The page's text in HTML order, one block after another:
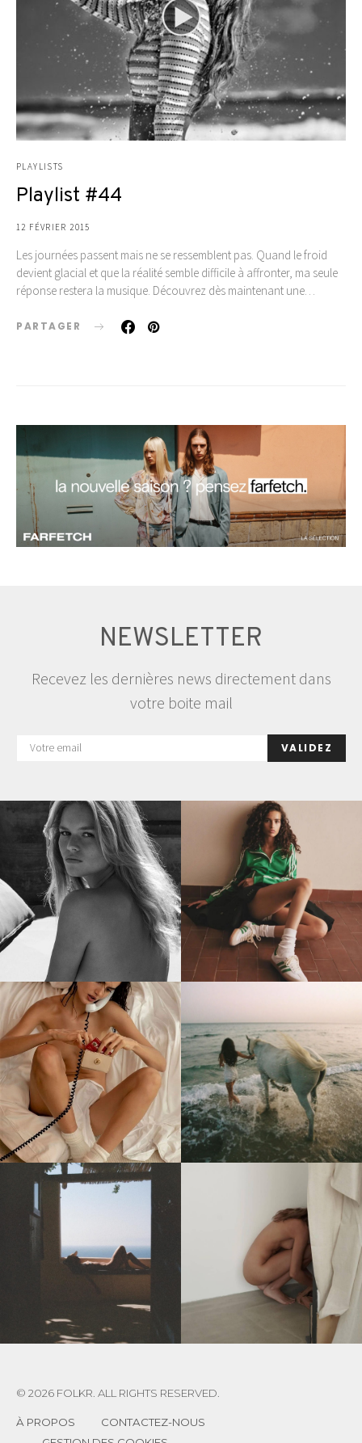
PLAYLISTS
Playlist #44
12 FÉVRIER 2015
Les journées passent mais ne se ressemblent pas. Quand le froid
devient glacial et que la réalité semble difficile à affronter, ma seule
réponse restera la musique. Découvrez dès maintenant une…
PARTAGER
NEWSLETTER
Recevez les dernières news directement dans
votre boite mail
VALIDEZ
© 2026 FOLKR. ALL RIGHTS RESERVED.
À PROPOS
CONTACTEZ-NOUS